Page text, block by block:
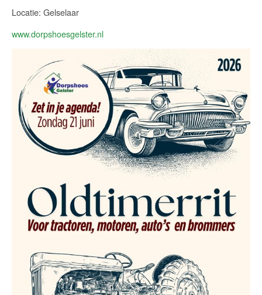
Locatie: Gelselaar
www.dorpshoesgelster.nl